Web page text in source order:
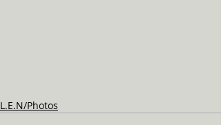
L.E.N/Photos